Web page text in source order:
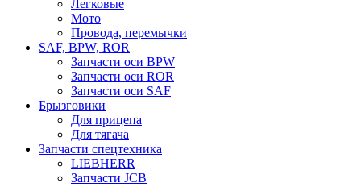
Легковые
Мото
Провода, перемычки
SAF, BPW, ROR
Запчасти оси BPW
Запчасти оси ROR
Запчасти оси SAF
Брызговики
Для прицепа
Для тягача
Запчасти спецтехника
LIEBHERR
Запчасти JCB